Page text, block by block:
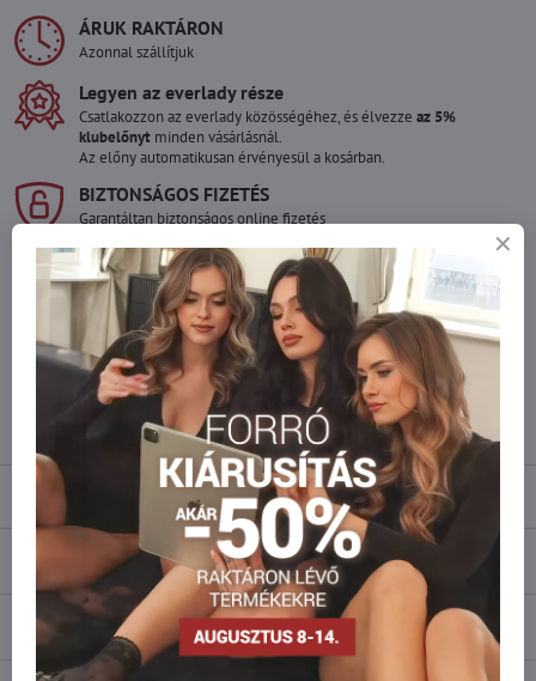
ÁRUK RAKTÁRON
Azonnal szállítjuk
Legyen az everlady része
Csatlakozzon az everlady közösségéhez, és élvezze az 5%
klubelőnyt minden vásárlásnál.
Az előny automatikusan érvényesül a kosárban.
BIZTONSÁGOS FIZETÉS
Garantáltan biztonságos online fizetés
Szeretne több terméket rendelni mint
amennyi raktáron van?
Ne habozzon kapcsolatba lépni velünk, raktárra szállítjuk az árut!
info​@everlady​.eu
Leírás
Vélemények
Fórum